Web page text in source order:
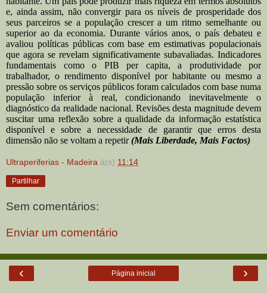
e, ainda assim, não convergir para os níveis de prosperidade dos
seus parceiros se a população crescer a um ritmo semelhante ou
superior ao da economia. Durante vários anos, o país debateu e
avaliou políticas públicas com base em estimativas populacionais
que agora se revelam significativamente subavaliadas. Indicadores
fundamentais como o PIB per capita, a produtividade por
trabalhador, o rendimento disponível por habitante ou mesmo a
pressão sobre os serviços públicos foram calculados com base numa
população inferior à real, condicionando inevitavelmente o
diagnóstico da realidade nacional. Revisões desta magnitude devem
suscitar uma reflexão sobre a qualidade da informação estatística
disponível e sobre a necessidade de garantir que erros desta
dimensão não se voltam a repetir(Mais Liberdade, Mais Factos)
Ultraperiferias - Madeira à(s) 11:14
Partilhar
Sem comentários:
Enviar um comentário
‹ ›
Página inicial